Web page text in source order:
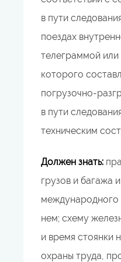
в пути
поездах
телеграммой
которого
погрузочно-
в пути
техническим
Должен знать:
грузов и багажа
международного
нем; схему
и время стоянки
охраны труда,